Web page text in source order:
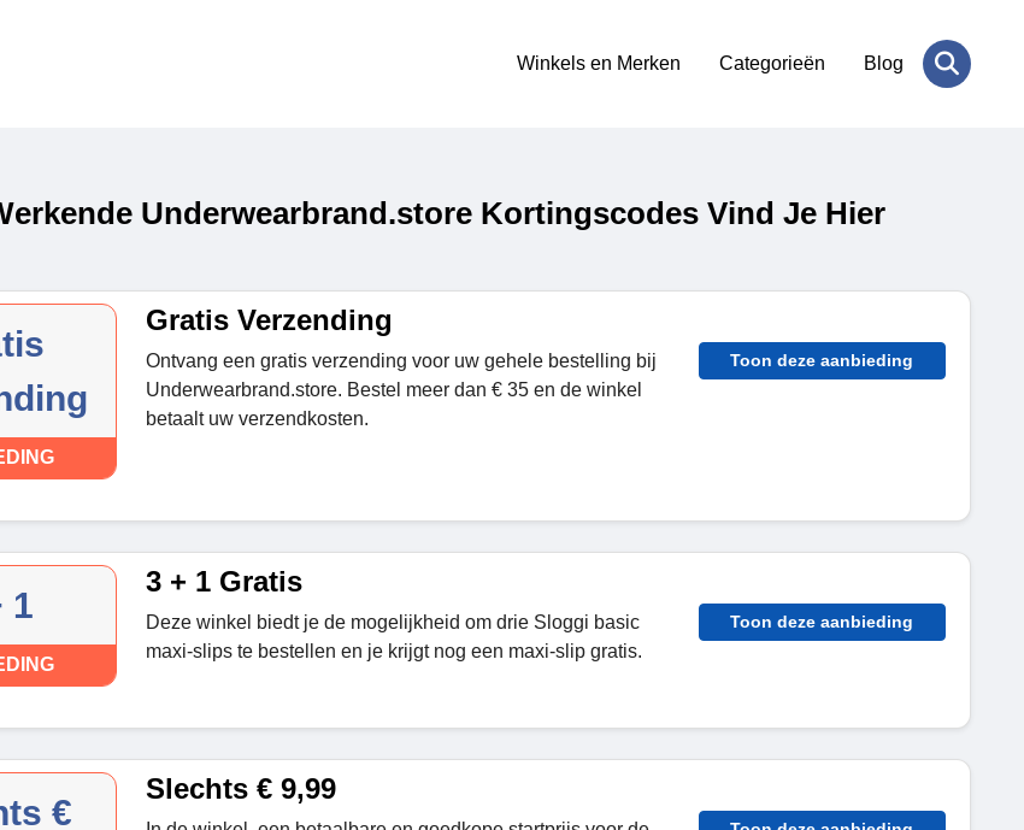
Winkels en Merken Categorieën Blog
Underwearbrand.store Kortingscodes Vind Je Hier
Gratis Verzending
Ontvang een gratis verzending voor uw gehele bestelling bij
Underwearbrand.store. Bestel meer dan € 35 en de winkel
betaalt uw verzendkosten.
Toon deze aanbieding
1
3 + 1 Gratis
Deze winkel biedt je de mogelijkheid om drie Sloggi basic
maxi-slips te bestellen en je krijgt nog een maxi-slip gratis.
Toon deze aanbieding
€
Slechts € 9,99